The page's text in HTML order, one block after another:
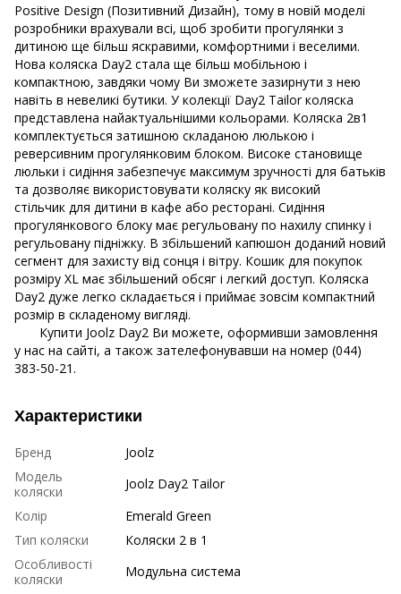
Positive Design (Позитивний Дизайн), тому в новій моделі
розробники врахували всі, щоб зробити прогулянки з
дитиною ще більш яскравими, комфортними і веселими.
Нова коляска Day2 стала ще більш мобільною і
компактною, завдяки чому Ви зможете зазирнути з нею
навіть в невеликі бутики. У колекції Day2 Tailor коляска
представлена ​​найактуальнішими кольорами. Коляска 2в1
комплектується затишною складаною люлькою і
реверсивним прогулянковим блоком. Високе становище
люльки і сидіння забезпечує максимум зручності для батьків
та дозволяє використовувати коляску як високий
стільчик для дитини в кафе або ресторані. Сидіння
прогулянкового блоку має регульовану по нахилу спинку і
регульовану підніжку. В збільшений капюшон доданий новий
сегмент для захисту від сонця і вітру. Кошик для покупок
розміру XL має збільшений обсяг і легкий доступ. Коляска
Day2 дуже легко складається і приймає зовсім компактний
розмір в складеному вигляді.
Купити Joolz Day2 Ви можете, оформивши замовлення
у нас на сайті, а також зателефонувавши на номер (044)
383-50-21.
Характеристики
Бренд
Joolz
Модель
коляски
Joolz Day2 Tailor
Колір
Emerald Green
Тип коляски
Коляски 2 в 1
Особливості
коляски
Модульна система